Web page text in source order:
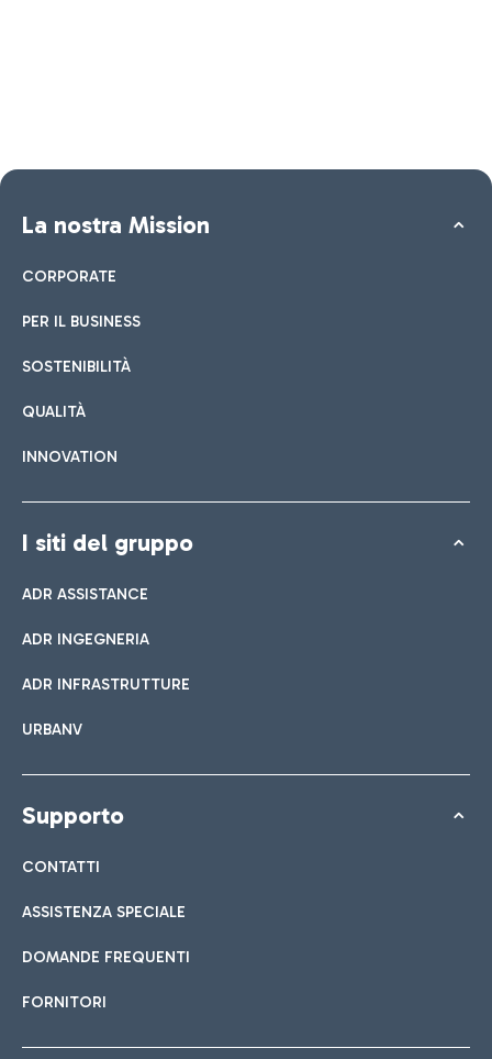
La nostra Mission
CORPORATE
PER IL BUSINESS
SOSTENIBILITÀ
QUALITÀ
INNOVATION
I siti del gruppo
ADR ASSISTANCE
ADR INGEGNERIA
ADR INFRASTRUTTURE
URBANV
Supporto
CONTATTI
ASSISTENZA SPECIALE
DOMANDE FREQUENTI
FORNITORI